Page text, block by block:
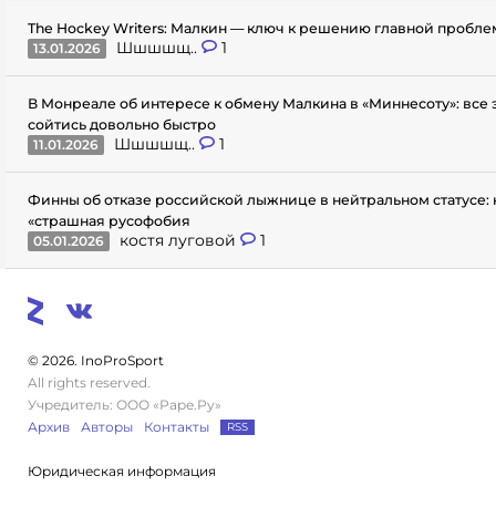
The Hockey Writers: Малкин — ключ к решению главной
13.01.2026
Шшшшщ.. 1
В Монреале об интересе к обмену Малкина в «Миннесоту»: все
сойтись довольно быстро
11.01.2026
Шшшшщ.. 1
Финны об отказе российской лыжнице в нейтральном статусе:
«страшная русофобия
05.01.2026
костя луговой 1
© 2026. InoProSport
All rights reserved.
Учредитель: ООО «Раре.Ру»
Архив
Авторы Контакты RSS
Юридическая информация